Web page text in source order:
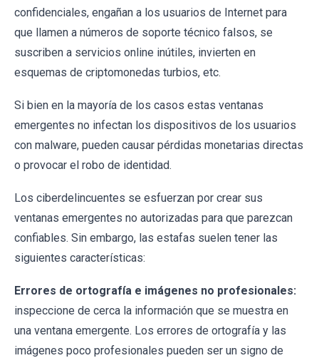
confidenciales, engañan a los usuarios de Internet para
que llamen a números de soporte técnico falsos, se
suscriben a servicios online inútiles, invierten en
esquemas de criptomonedas turbios, etc.
Si bien en la mayoría de los casos estas ventanas
emergentes no infectan los dispositivos de los usuarios
con malware, pueden causar pérdidas monetarias directas
o provocar el robo de identidad.
Los ciberdelincuentes se esfuerzan por crear sus
ventanas emergentes no autorizadas para que parezcan
confiables. Sin embargo, las estafas suelen tener las
siguientes características:
Errores de ortografía e imágenes no profesionales:
inspeccione de cerca la información que se muestra en
una ventana emergente. Los errores de ortografía y las
imágenes poco profesionales pueden ser un signo de